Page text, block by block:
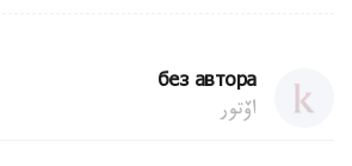
без автора
اۆتور